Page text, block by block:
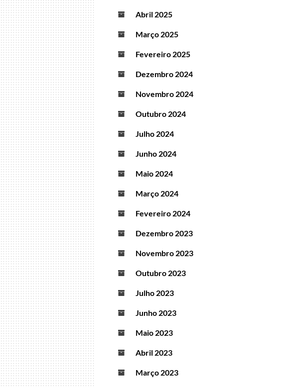
Abril 2025
Março 2025
Fevereiro 2025
Dezembro 2024
Novembro 2024
Outubro 2024
Julho 2024
Junho 2024
Maio 2024
Março 2024
Fevereiro 2024
Dezembro 2023
Novembro 2023
Outubro 2023
Julho 2023
Junho 2023
Maio 2023
Abril 2023
Março 2023